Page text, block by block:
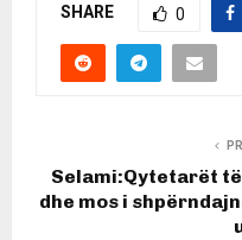
SHARE 0
Selami:Qytetarët
dhe mos i